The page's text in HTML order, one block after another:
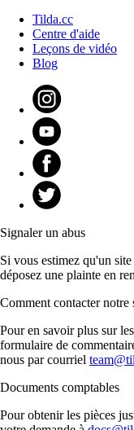
Tilda.cc
Centre d'aide
Leçons de vidéo
Blog
Signaler un abus
Si vous estimez qu'un
déposez une plainte en
Comment contacter notre
Pour en savoir plus sur
formulaire de
nous par courriel
Documents comptables
Pour obtenir les pièces